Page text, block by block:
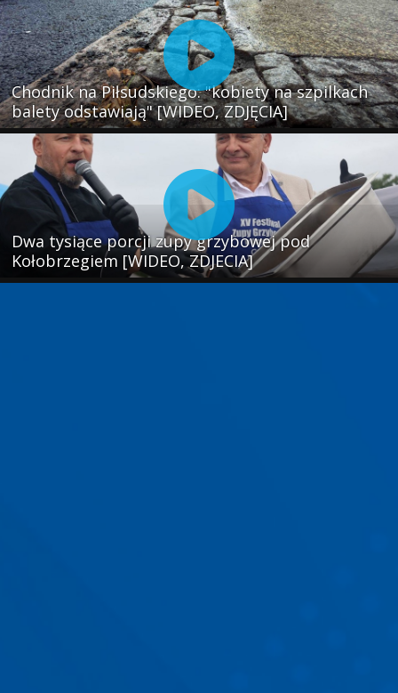
Chodnik na Piłsudskiego: "kobiety na szpilkach
balety odstawiają" [WIDEO, ZDJĘCIA]
Dwa tysiące porcji zupy grzybowej pod
Kołobrzegiem [WIDEO, ZDJECIA]